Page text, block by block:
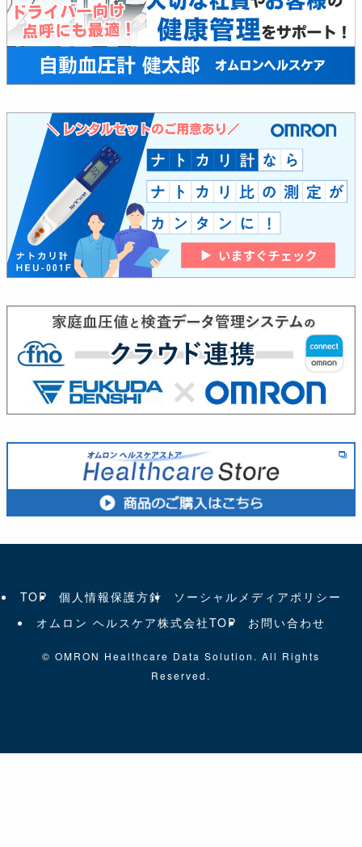
TOP 個人情報保護方針
ソーシャルメディアポリシー
オムロン ヘルスケア株式会社TOP
お問い合わせ
© OMRON Healthcare Data Solution. All Rights
Reserved.